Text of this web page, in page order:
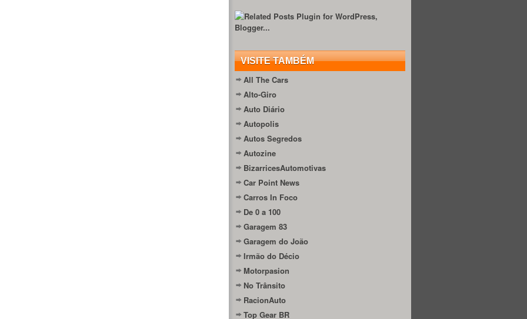
VISITE TAMBÉM
All The Cars
Alto-Giro
Auto Diário
Autopolis
Autos Segredos
Autozine
BizarricesAutomotivas
Car Point News
Carros In Foco
De 0 a 100
Garagem 83
Garagem do João
Irmão do Décio
Motorpasion
No Trânsito
RacionAuto
Top Gear BR